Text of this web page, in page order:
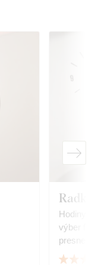
Radka
Hodiny
výber
presne